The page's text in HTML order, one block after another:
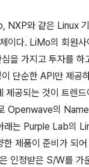
NXP와 같은 Linux
이다. LiMo의 회원사
을 가지고 투자를 하
단순한 API만 제공
공되는 것이 트렌드
Openwave의
래는 Purple Lab의
제품이 준비가 되
인정받은 S/W를